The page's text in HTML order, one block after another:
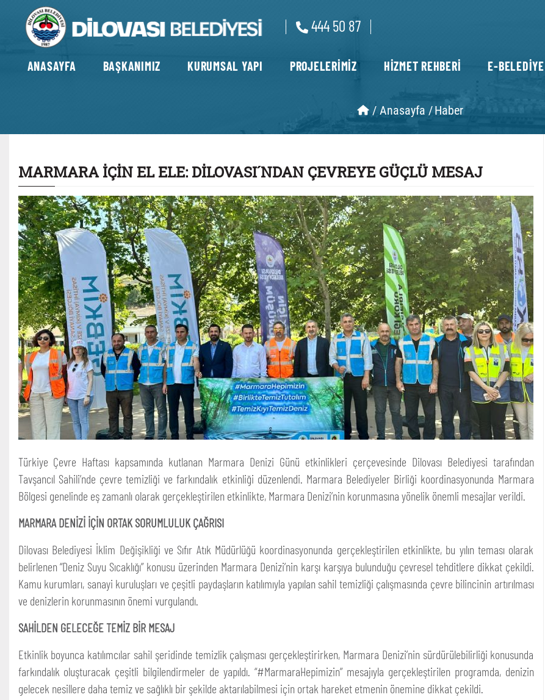
444 50 87
ANASAYFA BAŞKANIMIZ KURUMSAL YAPI PROJELERİMİZ HİZMET REHBERİ E-BELEDİYE
/Anasayfa /Haber
MARMARA İÇİN EL ELE: DİLOVASI´NDAN ÇEVREYE GÜÇLÜ MESAJ
Türkiye Çevre Haftası kapsamında kutlanan Marmara Denizi Günü etkinlikleri çerçevesinde Dilovası Belediyesi tarafından
Tavşancıl Sahili’nde çevre temizliği ve farkındalık etkinliği düzenlendi. Marmara Belediyeler Birliği koordinasyonunda Marmara
Bölgesi genelinde eş zamanlı olarak gerçekleştirilen etkinlikte, Marmara Denizi’nin korunmasına yönelik önemli mesajlar verildi.
MARMARA DENİZİ İÇİN ORTAK SORUMLULUK ÇAĞRISI
Dilovası Belediyesi İklim Değişikliği ve Sıfır Atık Müdürlüğü koordinasyonunda gerçekleştirilen etkinlikte, bu yılın teması olarak
belirlenen “Deniz Suyu Sıcaklığı” konusu üzerinden Marmara Denizi’nin karşı karşıya bulunduğu çevresel tehditlere dikkat çekildi.
Kamu kurumları, sanayi kuruluşları ve çeşitli paydaşların katılımıyla yapılan sahil temizliği çalışmasında çevre bilincinin artırılması
ve denizlerin korunmasının önemi vurgulandı.
SAHİLDEN GELECEĞE TEMİZ BİR MESAJ
Etkinlik boyunca katılımcılar sahil şeridinde temizlik çalışması gerçekleştirirken, Marmara Denizi’nin sürdürülebilirliği konusunda
farkındalık oluşturacak çeşitli bilgilendirmeler de yapıldı. “#MarmaraHepimizin” mesajıyla gerçekleştirilen programda, denizin
gelecek nesillere daha temiz ve sağlıklı bir şekilde aktarılabilmesi için ortak hareket etmenin önemine dikkat çekildi.